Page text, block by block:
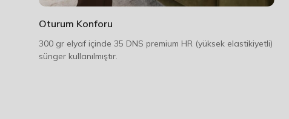
Oturum Konforu
300 gr elyaf içinde 35 DNS premium HR (yüksek elastikiyetli)
sünger kullanılmıştır.